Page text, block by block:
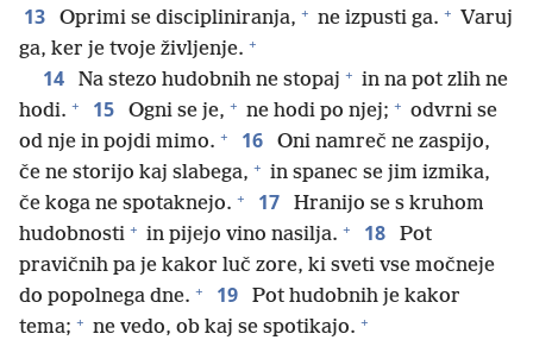
13 Oprimi se discipliniranja, + ne izpusti ga. + Varuj
ga, ker je tvoje življenje. +
14 Na stezo hudobnih ne stopaj + in na pot zlih ne
hodi. + 15 Ogni se je, + ne hodi po njej; + odvrni se
od nje in pojdi mimo. + 16
Oni namreč ne zaspijo,
če ne storijo kaj slabega, + in spanec se jim izmika,
če koga ne spotaknejo. + 17
Hranijo se s kruhom
hudobnosti + in pijejo vino nasilja. + 18
Pot
pravičnih pa je kakor luč zore, ki sveti vse močneje
do popolnega dne. + 19
Pot hudobnih je kakor
tema; + ne vedo, ob kaj se spotikajo. +